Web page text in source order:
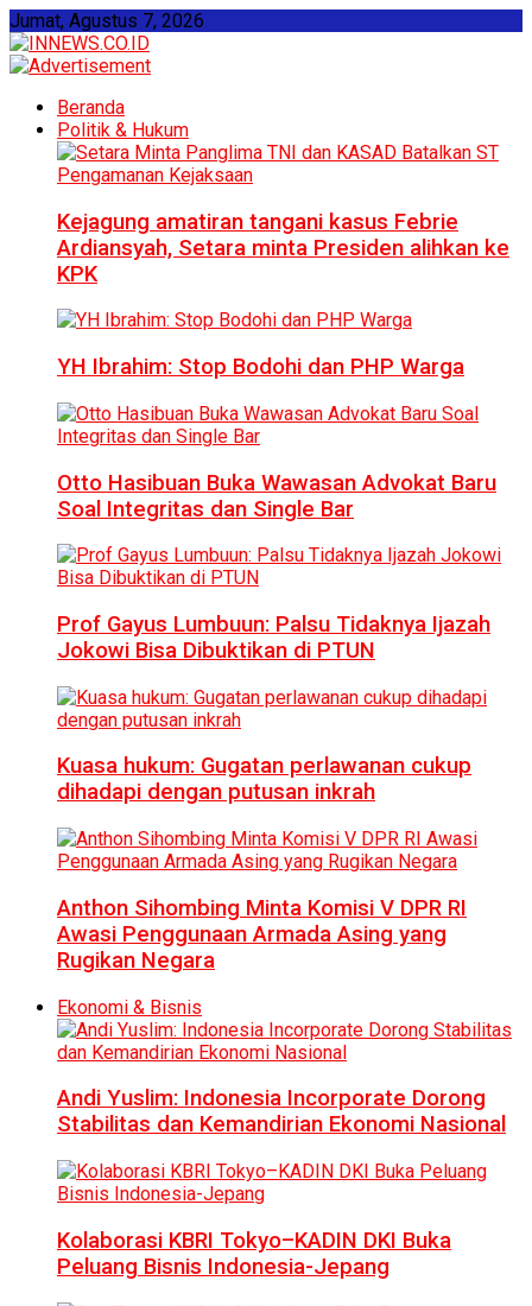
Jumat, Agustus 7, 2026
Beranda
Politik & Hukum
Kejagung amatiran tangani kasus Febrie
Ardiansyah, Setara minta Presiden alihkan ke
KPK
YH Ibrahim: Stop Bodohi dan PHP Warga
Otto Hasibuan Buka Wawasan Advokat Baru
Soal Integritas dan Single Bar
Prof Gayus Lumbuun: Palsu Tidaknya Ijazah
Jokowi Bisa Dibuktikan di PTUN
Kuasa hukum: Gugatan perlawanan cukup
dihadapi dengan putusan inkrah
Anthon Sihombing Minta Komisi V DPR RI
Awasi Penggunaan Armada Asing yang
Rugikan Negara
Ekonomi & Bisnis
Andi Yuslim: Indonesia Incorporate Dorong
Stabilitas dan Kemandirian Ekonomi Nasional
Kolaborasi KBRI Tokyo–KADIN DKI Buka
Peluang Bisnis Indonesia-Jepang